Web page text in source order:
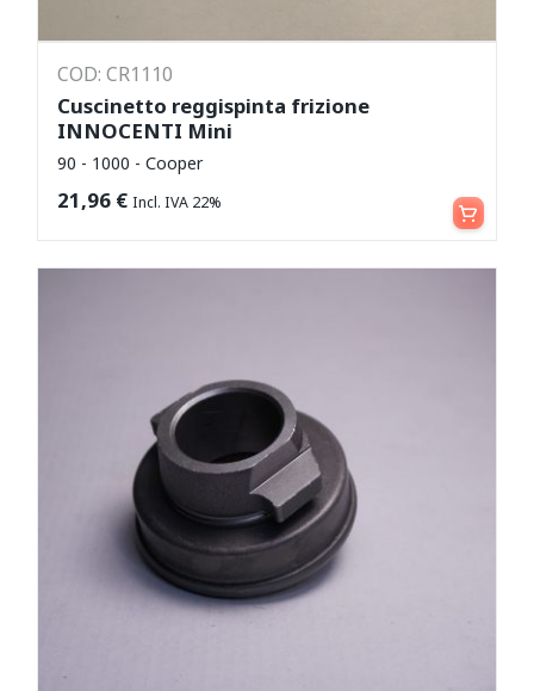
COD: CR1110
Cuscinetto reggispinta frizione
INNOCENTI Mini
90 - 1000 - Cooper
21,96 € Incl. IVA 22% Aggiungi al carrello